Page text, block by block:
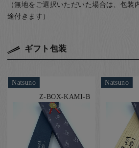
（無地をご選択いただいた場合は、包装
途付きます）
ギフト包装
Natsuno
Z-BOX-KAMI-B
Natsuno